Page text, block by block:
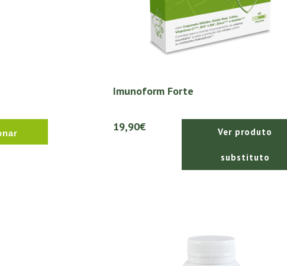
Imunoform Forte
19,90€ Ver produto
substituto